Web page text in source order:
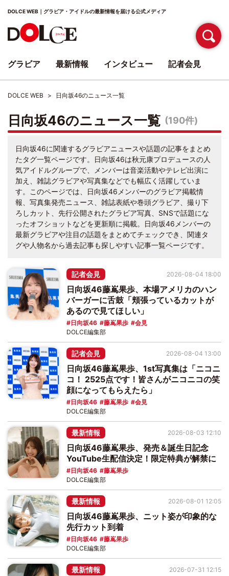
DOLCE WEB｜グラビア・アイドルの最新情報を届ける公式メディア
DOLCE WEB 日向坂46のニュース一覧
日向坂46のニュース一覧 (190件)
日向坂46に関連するグラビアニュースや話題の記事をまとめ
たタグ一覧ページです。日向坂46は秋元康プロデュースの人
気アイドルグループで、メンバーは音楽活動やテレビ出演に
加え、雑誌グラビアや写真集などでも幅広く活躍していま
す。このページでは、日向坂46メンバーのグラビア掲載情
報、写真集発売ニュース、雑誌表紙や巻頭グラビア、撮り下
ろしカット、先行公開されたグラビア写真、SNSで話題にな
ったオフショットなどを更新順に掲載。日向坂46メンバーの
最新グラビアや注目の話題をまとめてチェックでき、関連タ
グや人物名から過去記事も探しやすい記事一覧ページです。
記者会見
日向坂46藤嶌果歩、本場アメリカのハン
バーガーに舌鼓「頬張っているカットが
あるので見てほしい」
日向坂46 藤嶌果歩 会見
2026-08-04 18:00
DOLCE編集部
記者会見
日向坂46藤嶌果歩、1st写真集は「ニコニ
コ！ 2525点です！皆さんがニコニコの笑
顔になってもらえたら」
日向坂46 藤嶌果歩 会見
2026-08-04 13:00
DOLCE編集部
最新情報
日向坂46藤嶌果歩、発売＆誕生日記念
YouTube生配信決定！限定特典が解禁に
日向坂46 藤嶌果歩
2026-08-03 12:10
DOLCE編集部
最新情報
日向坂46藤嶌果歩、ニット姿が印象的な
先行カット到着
日向坂46 藤嶌果歩
2026-08-01 12:05
DOLCE編集部
最新情報 2026-07-31 12:15
グラビア 最新情報 インタビュー 記者会見